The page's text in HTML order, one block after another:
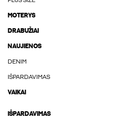
MOTERYS
DRABUŽIAI
NAUJIENOS
DENIM
IŠPARDAVIMAS
VAIKAI
IŠPARDAVIMAS